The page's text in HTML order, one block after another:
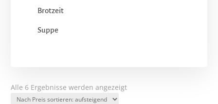
Brotzeit
Suppe
Alle 6 Ergebnisse werden angezeigtNach